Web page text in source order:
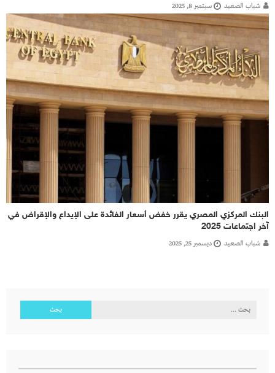
شباب الصعيد سبتمبر 8, 2025
البنك المركزي المصري يقرر خفض أسعار الفائدة على الإيداع والإقراض في
آخر اجتماعات 2025
شباب الصعيد ديسمبر 25, 2025
البحث